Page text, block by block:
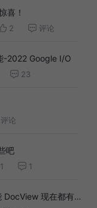
喜！
2 评论
-2022 Google I/O
23
评论
吧
1 1
DocView 现在都有